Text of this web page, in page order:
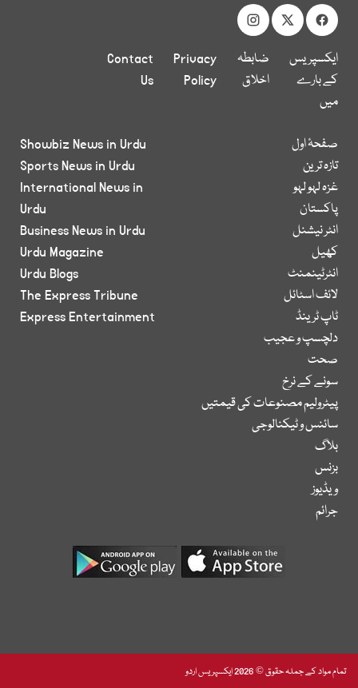
ایکسپریس
کے بارے
میں
ضابطہ
اخلاق
Privacy
Policy
Contact
Us
صفحۂ اول
تازہ ترین
غزہ لہو لہو
پاکستان
انٹر نیشنل
کھیل
انٹرٹینمنٹ
لائف اسٹائل
ٹاپ ٹرینڈ
دلچسپ و عجیب
صحت
سونے کے نرخ
پیٹرولیم مصنوعات کی قیمتیں
سائنس و ٹیکنالوجی
بلاگ
بزنس
ویڈیوز
جرائم
Showbiz News in Urdu
Sports News in Urdu
International News in
Urdu
Business News in Urdu
Urdu Magazine
Urdu Blogs
The Express Tribune
Express Entertainment
تمام مواد کے جملہ حقوق © 2026 ایکسپریس اردو